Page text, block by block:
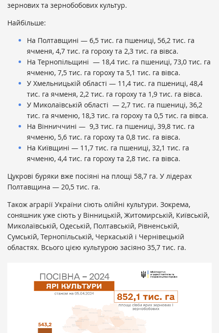
зернових та зернобобових культур.
Найбільше:
На Полтавщині — 6,5 тис. га пшениці, 56,2 тис. га
ячменя, 4,7 тис. га гороху та 2,3 тис. га вівса.
На Тернопільщині — 18,4 тис. га пшениці, 73,0 тис. га
ячменю, 7,5 тис. га гороху та 5,1 тис. га вівса.
У Хмельницькій області — 11,4 тис. га пшениці, 48,4
тис. га ячменя, 2,2 тис. га гороху та 1,9 тис. га вівса.
У Миколаївській області — 2,7 тис. га пшениці, 36,2
тис. га ячменю, 18,3 тис. га гороху та 0,5 тис. га вівса.
На Вінниччині — 9,3 тис. га пшениці, 39,8 тис. га
ячменю, 5,6 тис. га гороху та 0,8 тис. га вівса.
На Київщині — 11,7 тис. га пшениці, 32,1 тис. га
ячменю, 4,4 тис. га гороху та 2,8 тис. га вівса.
Цукрові буряки вже посіяні на площі 58,7 га. У лідерах
Полтавщина — 20,5 тис. га.
Також аграрії України сіють олійні культури. Зокрема,
соняшник уже сіють у Вінницькій, Житомирській, Київській,
Миколаївській, Одеській, Полтавській, Рівненській,
Сумській, Тернопільській, Черкаській і Чернівецькій
областях. Всього цією культурою засіяно 35,7 тис. га.